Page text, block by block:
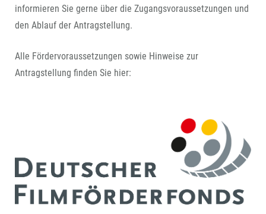
informieren Sie gerne über die Zugangsvoraussetzungen und
den Ablauf der Antragstellung.
Alle Fördervoraussetzungen sowie Hinweise zur
Antragstellung finden Sie hier: